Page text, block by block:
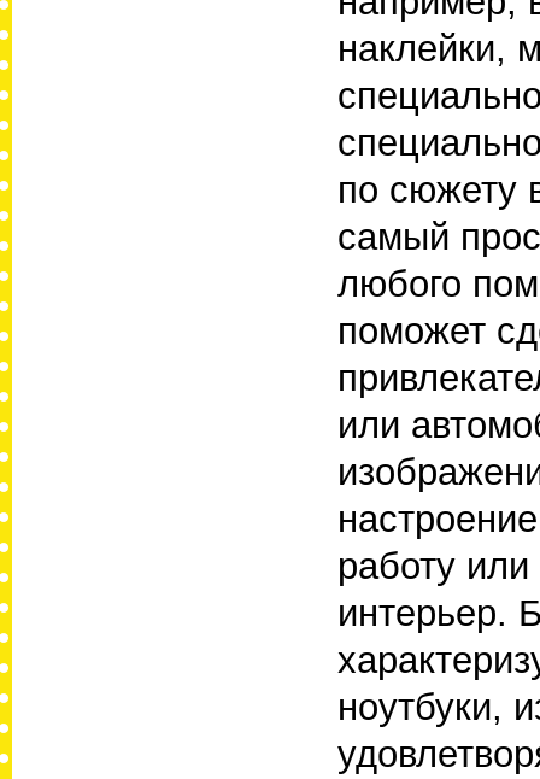
наклейки,
по сюжету
самый
любого
поможет
или
работу
интерьер.
ноутбуки,